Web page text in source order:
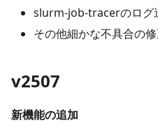
slurm-job-tracerのログ
その他細かな不具合の
v2507
新機能の追加